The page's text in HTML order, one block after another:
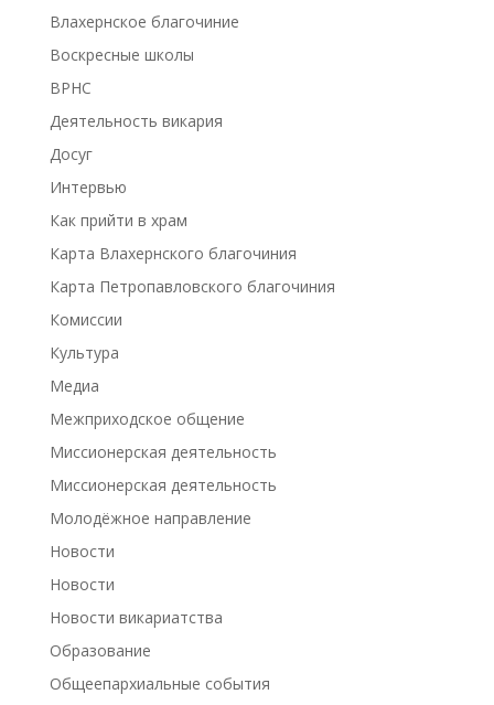
Влахернское благочиние
Воскресные школы
ВРНС
Деятельность викария
Досуг
Интервью
Как прийти в храм
Карта Влахернского благочиния
Карта Петропавловского благочиния
Комиссии
Культура
Медиа
Межприходское общение
Миссионерская деятельность
Миссионерская деятельность
Молодёжное направление
Новости
Новости
Новости викариатства
Образование
Общеепархиальные события